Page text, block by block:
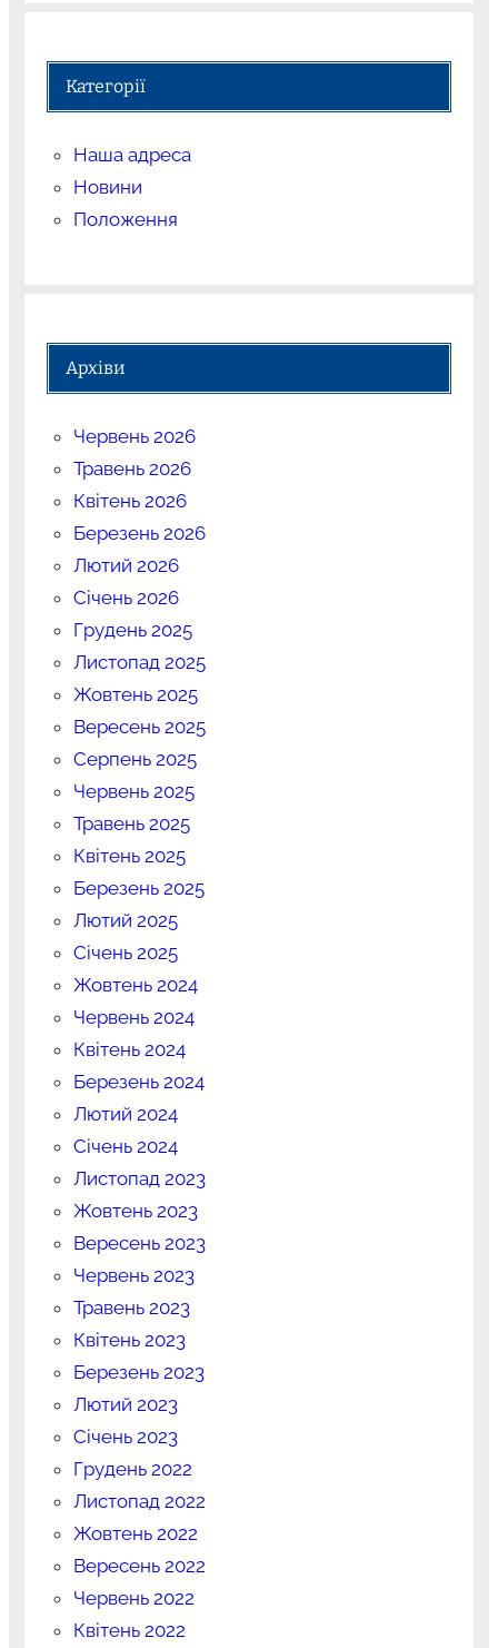
Категорії
Наша адреса
Новини
Положення
Архіви
Червень 2026
Травень 2026
Квітень 2026
Березень 2026
Лютий 2026
Січень 2026
Грудень 2025
Листопад 2025
Жовтень 2025
Вересень 2025
Серпень 2025
Червень 2025
Травень 2025
Квітень 2025
Березень 2025
Лютий 2025
Січень 2025
Жовтень 2024
Червень 2024
Квітень 2024
Березень 2024
Лютий 2024
Січень 2024
Листопад 2023
Жовтень 2023
Вересень 2023
Червень 2023
Травень 2023
Квітень 2023
Березень 2023
Лютий 2023
Січень 2023
Грудень 2022
Листопад 2022
Жовтень 2022
Вересень 2022
Червень 2022
Квітень 2022